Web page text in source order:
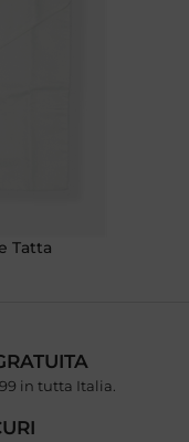
Tatta
in tutta Italia.